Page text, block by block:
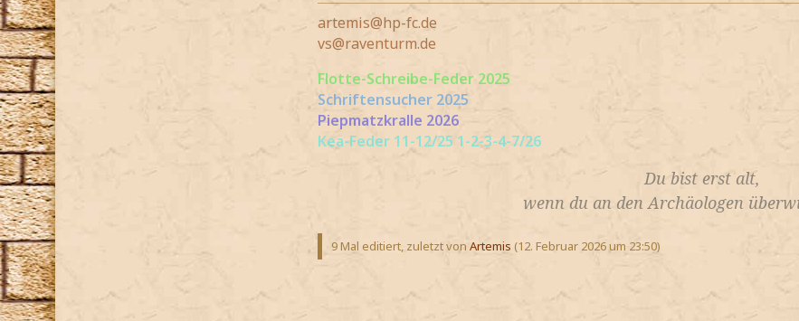
artemis@hp-fc.de
vs@raventurm.de
Flotte-Schreibe-Feder 2025
Schriftensucher 2025
Piepmatzkralle 2026
Kea-Feder 11-12/25 1-2-3-4-7/26
Du bist erst alt,
wenn du an den Archäologen
9 Mal editiert, zuletzt von Artemis (12. Februar 2026 um 23:50)